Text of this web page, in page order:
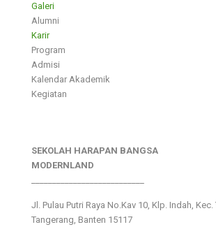
Galeri
Alumni
Karir
Program
Admisi
Kalendar Akademik
Kegiatan
SEKOLAH HARAPAN BANGSA
MODERNLAND
Jl. Pulau Putri Raya No.Kav 10, Klp. Indah,
Tangerang, Banten 15117